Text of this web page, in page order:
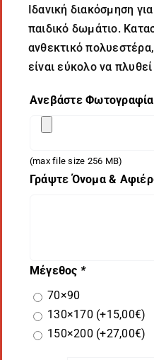
Ιδανική διακόσμηση
παιδικό δωμάτιο.
ανθεκτικό
είναι εύκολο να
Ανεβάστε Φωτογραφία
(max file size 256 MB)
Γράψτε Όνομα &
Μέγεθος *
70×90
130×170 (+15,00€)
150×200 (+27,00€)